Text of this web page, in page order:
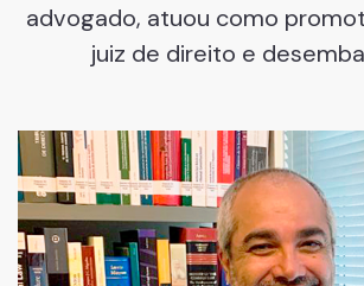
advogado, atuou como
juiz de direito e